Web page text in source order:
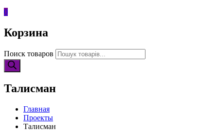
0
Корзина
Поиск товаров
Талисман
Главная
Проекты
Талисман